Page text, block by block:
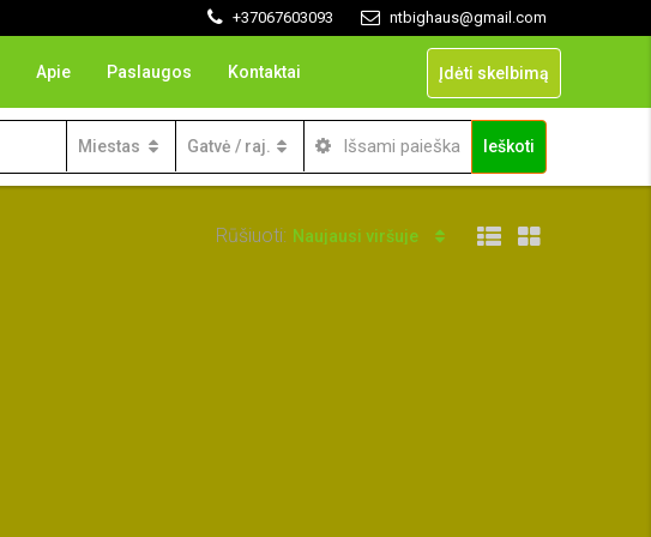
+37067603093 ntbighaus@gmail.com
Apie Paslaugos Kontaktai Įdėti skelbimą
Miestas Gatvė / raj. Išsami paieška Ieškoti
Rūšiuoti: Naujausi viršuje